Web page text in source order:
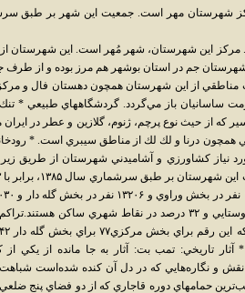
شهرستان مهر است. جمعيت اين شهر بر طبق
اين شهرستان، شهر مُهر است. اين شهرستان
جم در استان بوشهر هم مرز بوده و از طرف
مناطقي از اين شهرستان همچون دهستان فال و
ساسانيان باز مي‌گردد. گردشگاههاي طبيعي *
كه از حيث نوع پرچم، ژنوم، گلازين و عطر در ايران
همچون درنا و لك لك از مناطق سيبري است. *
نياز كشاورزي و آشاميدني شهرستان از طريق
در بخش اسير ساكن بوده‌اند از اين تعداد ۶۸ درصد در نقاط روستايي و ۳۲ درصد در نقاط شهري ساكن
برآورد شده‌است. * آثار تاريخي: تمب بت: آثار به جا مانده از يكي
و نگاره‌هايي كه در دل آن كنده شده‌است شباهت
حمامهاي دوره قاجاري كه از دو فضاي پنج